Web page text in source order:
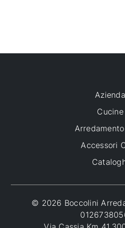
Azienda
Cucine
Accessori
© 2026 Boccolini